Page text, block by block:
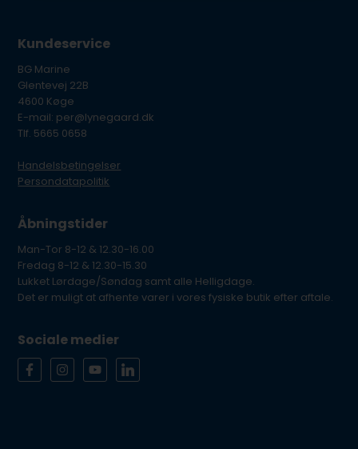
Kundeservice
BG Marine
Glentevej 22B
4600 Køge
E-mail: per@lynegaard.dk
Tlf. 5665 0658
Handelsbetingelser
Persondatapolitik
Åbningstider
Man-Tor 8-12 & 12.30-16.00
Fredag 8-12 & 12.30-15.30
Lukket Lørdage/Søndag samt alle Helligdage.
Det er muligt at afhente varer i vores fysiske butik efter aftale.
Sociale medier